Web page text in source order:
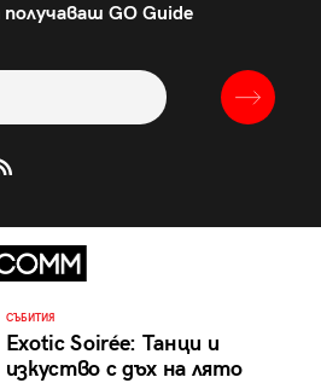
GO Guide
СЪБИТИЯ
Exotic Soirée: Танци и
изкуство с дъх на лято